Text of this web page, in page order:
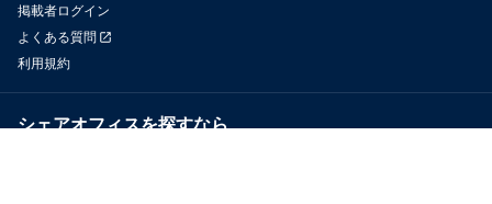
掲載者ログイン
よくある質問
利用規約
シェアオフィスを探すなら